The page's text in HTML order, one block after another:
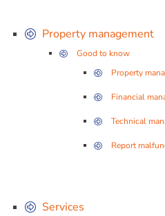
Property management
Good to know
Property
Financial
Technical
Report
Services